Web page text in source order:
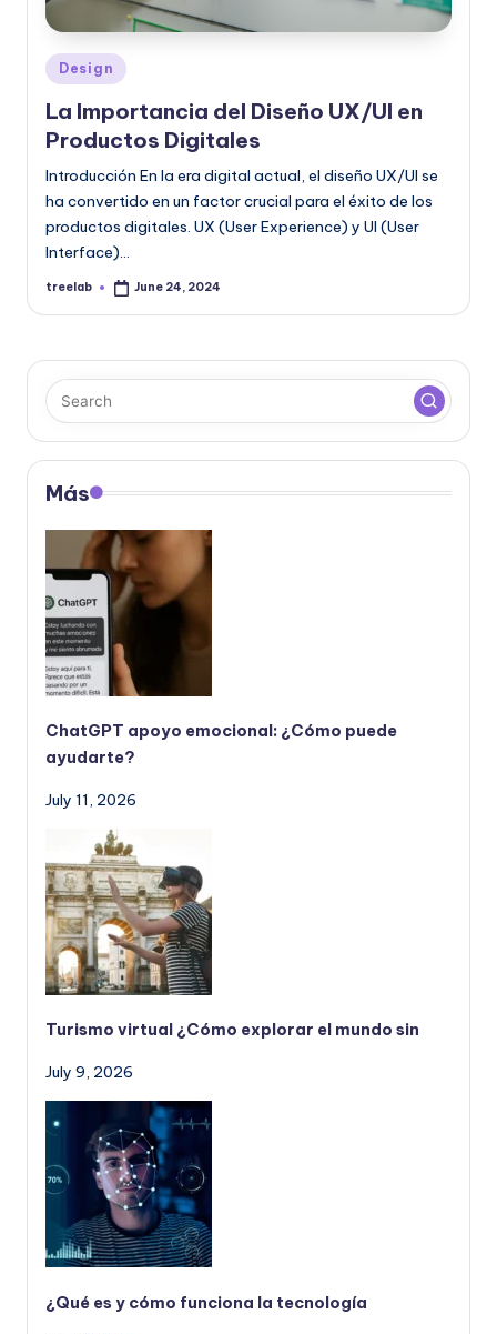
T
e
c
n
o
o
g
a
y
D
is
o
Posted
in
Design
La Importancia del Diseño UX/UI en
Productos Digitales
Introducción En la era digital actual, el diseño UX/UI se
ha convertido en un factor crucial para el éxito de los
productos digitales. UX (User Experience) y UI (User
Interface)…
Posted
treelab June 24, 2024
Más
ChatGPT apoyo emocional: ¿Cómo puede
ayudarte?
July 11, 2026
Turismo virtual ¿Cómo explorar el mundo sin
July 9, 2026
¿Qué es y cómo funciona la tecnología